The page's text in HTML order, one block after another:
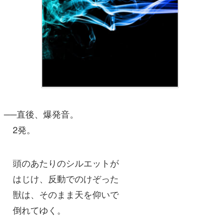
──直後、爆発音。
2発。
頭のあたりのシルエットが
はじけ、反動でのけぞった
獣は、そのまま天を仰いで
倒れてゆく。